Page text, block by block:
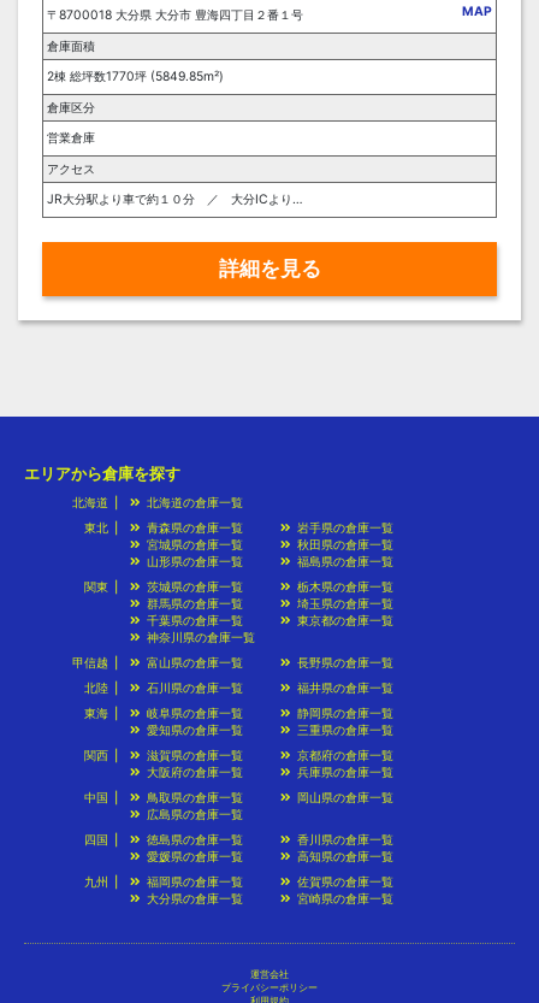
〒8700018 大分県 大分市 豊海四丁目２番１号
MAP
倉庫面積
2棟 総坪数1770坪 (5849.85m²)
倉庫区分
営業倉庫
アクセス
JR大分駅より車で約１０分 ／ 大分ICより車で約２０分
詳細を見る
エリアから倉庫を探す
北海道
北海道の倉庫一覧
東北
青森県の倉庫一覧
岩手県の倉庫一覧
宮城県の倉庫一覧
秋田県の倉庫一覧
山形県の倉庫一覧
福島県の倉庫一覧
関東
茨城県の倉庫一覧
栃木県の倉庫一覧
群馬県の倉庫一覧
埼玉県の倉庫一覧
千葉県の倉庫一覧
東京都の倉庫一覧
神奈川県の倉庫一覧
甲信越
富山県の倉庫一覧
長野県の倉庫一覧
北陸
石川県の倉庫一覧
福井県の倉庫一覧
東海
岐阜県の倉庫一覧
静岡県の倉庫一覧
愛知県の倉庫一覧
三重県の倉庫一覧
関西
滋賀県の倉庫一覧
京都府の倉庫一覧
大阪府の倉庫一覧
兵庫県の倉庫一覧
中国
鳥取県の倉庫一覧
岡山県の倉庫一覧
広島県の倉庫一覧
四国
徳島県の倉庫一覧
香川県の倉庫一覧
愛媛県の倉庫一覧
高知県の倉庫一覧
九州
福岡県の倉庫一覧
佐賀県の倉庫一覧
大分県の倉庫一覧
宮崎県の倉庫一覧
運営会社
プライバシーポリシー